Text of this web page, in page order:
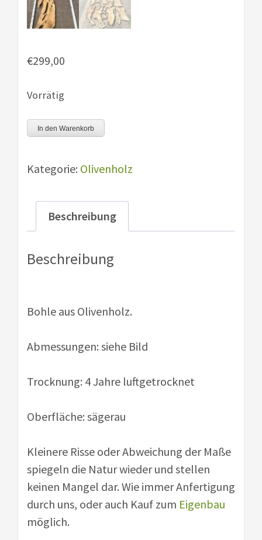
€299,00
Vorrätig
Olive
Nr
In den Warenkorb
Kategorie: Olivenholz
Beschreibung
Beschreibung
Bohle aus Olivenholz.
Abmessungen: siehe Bild
Trocknung: 4 Jahre luftgetrocknet
Oberfläche: sägerau
Kleinere Risse oder Abweichung der Maße
spiegeln die Natur wieder und stellen
keinen Mangel dar. Wie immer Anfertigung
durch uns, oder auch Kauf zum Eigenbau
möglich.